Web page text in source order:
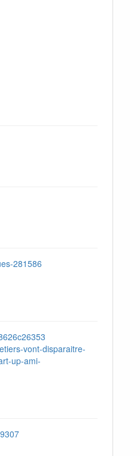
281586
vont-disparaitre-
up-ami-